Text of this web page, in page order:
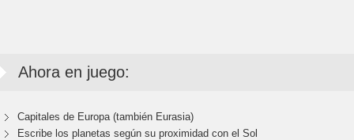
Ahora en juego:
Capitales de Europa (también Eurasia)
Escribe los planetas según su proximidad con el Sol